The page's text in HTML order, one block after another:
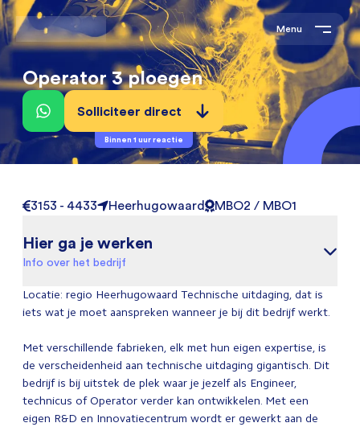
Menu
Operator 3 ploegen
Solliciteer direct
Binnen 1 uur reactie
3153 - 4433 Heerhugowaard MBO2 / MBO1
Hier ga je werken
Info over het bedrijf
Locatie: regio Heerhugowaard Technische uitdaging, dat is
iets wat je moet aanspreken wanneer je bij dit bedrijf werkt.
Met verschillende fabrieken, elk met hun eigen expertise, is
de verscheidenheid aan technische uitdaging gigantisch. Dit
bedrijf is bij uitstek de plek waar je jezelf als Engineer,
technicus of Operator verder kan ontwikkelen. Met een
eigen R&D en Innovatiecentrum wordt er gewerkt aan de